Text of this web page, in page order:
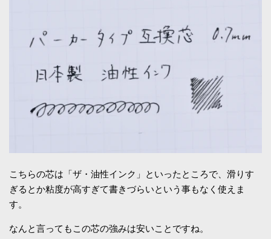
こちらの芯は「ザ・油性インク」といったところで、滑りす
ぎるとか粘度が高すぎて書きづらいという事もなく使えま
す。
なんと言ってもこの芯の強みは安いことですね。